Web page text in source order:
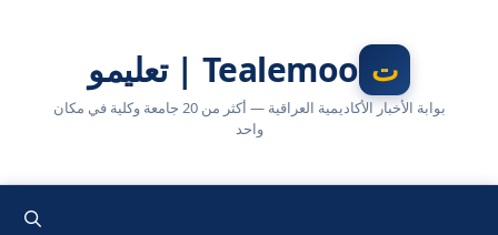
Tealemoo | تعليمو
بوابة الأخبار الأكاديمية العراقية — أكثر من 20 جامعة وكلية في مكان
واحد